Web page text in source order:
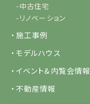
-中古住宅
-リノベーション
・施工事例
・モデルハウス
・イベント&内覧会情報
・不動産情報